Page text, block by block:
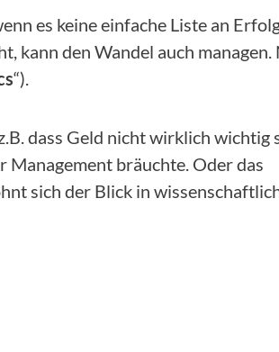
es keine einfache Liste an
kann den Wandel auch
“).
z.B. dass Geld nicht wirklich wichtig
bräuchte. Oder das
sich der Blick in